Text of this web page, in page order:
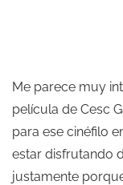
Me parece muy
película de Cesc
para ese cinéfilo
estar disfrutando
justamente